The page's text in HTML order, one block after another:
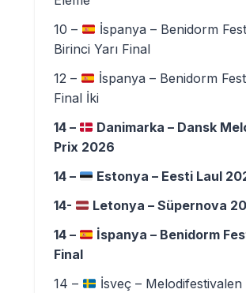
10 –
İspanya – Benidorm
Birinci Yarı Final
12 –
İspanya – Benidorm
Final İki
14 –
Danimarka – Dansk
Prix 2026
14 –
Estonya – Eesti Laul
14-
Letonya – Süpernova
14 –
İspanya – Benidorm
Final
14 –
İsveç – Melodifestivalen